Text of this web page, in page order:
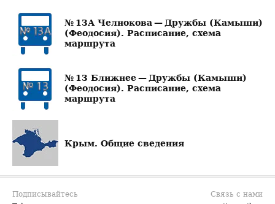
№ 13А Челнокова — Дружбы (Камыши)
(Феодосия). Расписание, схема
маршрута
№ 13 Ближнее — Дружбы (Камыши)
(Феодосия). Расписание, схема
маршрута
Крым. Общие сведения
Подписывайтесь
Связь с нами